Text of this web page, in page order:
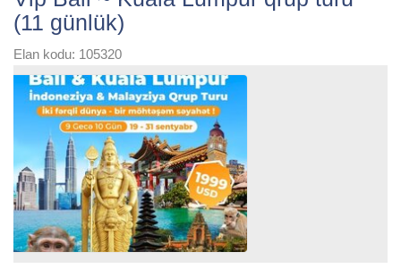
(11 günlük)
Elan kodu: 105320